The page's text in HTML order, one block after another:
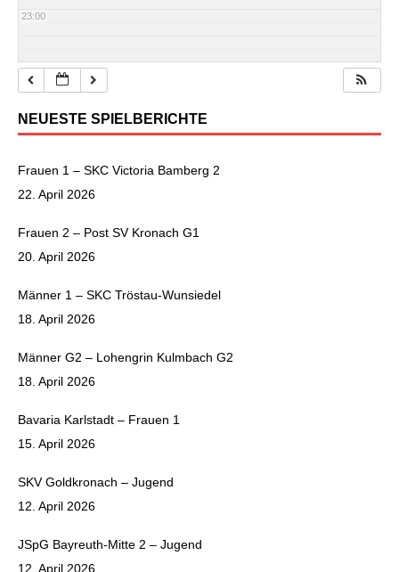
23:00
NEUESTE SPIELBERICHTE
Frauen 1 – SKC Victoria Bamberg 2
22. April 2026
Frauen 2 – Post SV Kronach G1
20. April 2026
Männer 1 – SKC Tröstau-Wunsiedel
18. April 2026
Männer G2 – Lohengrin Kulmbach G2
18. April 2026
Bavaria Karlstadt – Frauen 1
15. April 2026
SKV Goldkronach – Jugend
12. April 2026
JSpG Bayreuth-Mitte 2 – Jugend
12. April 2026